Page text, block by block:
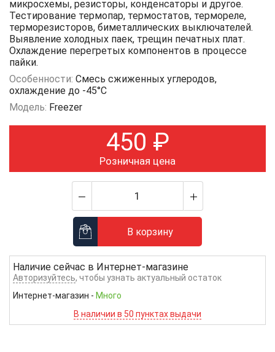
микросхемы, резисторы, конденсаторы и другое.
Тестирование термопар, термостатов, термореле,
терморезисторов, биметаллических выключателей.
Выявление холодных паек, трещин печатных плат.
Охлаждение перегретых компонентов в процессе
пайки.
Особенности: Смесь сжиженных углеродов,
охлаждение до -45°С
Модель: Freezer
450 ₽
Розничная цена
В корзину
Наличие сейчас в Интернет-магазине
Авторизуйтесь, чтобы узнать актуальный остаток
Интернет-магазин - Много
В наличии в 50 пунктах выдачи